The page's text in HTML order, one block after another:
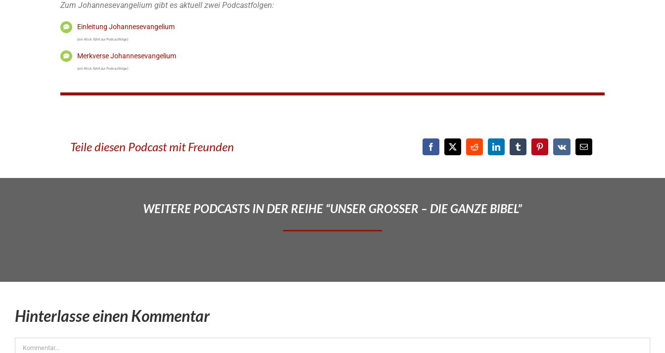
Zum Johannesevangelium gibt es aktuell zwei Podcastfolgen:
Einleitung Johannesevangelium
(ein Klick führt zur Podcastfolge)
Merkverse Johannesevangelium
(ein Klick führt zur Podcastfolge)
Teile diesen Podcast mit Freunden
WEITERE PODCASTS IN DER REIHE “UNSER GROSSER – DIE GANZE BIBEL”
Hinterlasse einen Kommentar